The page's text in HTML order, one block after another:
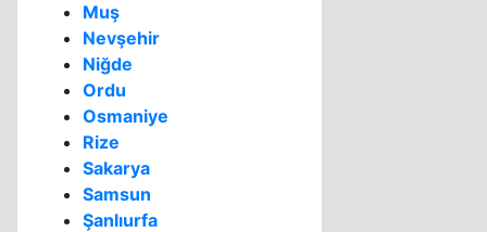
Muş
Nevşehir
Niğde
Ordu
Osmaniye
Rize
Sakarya
Samsun
Şanlıurfa